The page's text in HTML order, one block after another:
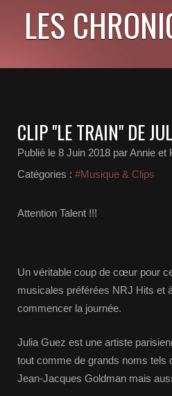
LES
CLIP "LE TRAIN" DE
Publié le 8 Juin 2018 par Annie et
Catégories : #Musique & Clips
Attention Talent !!!
Un véritable coup de cœur pour
musicales préférées NRJ Hits et
commencer la journée.
Julia Guez est une artiste
tout comme de grands noms tels
Jean-Jacques Goldman mais